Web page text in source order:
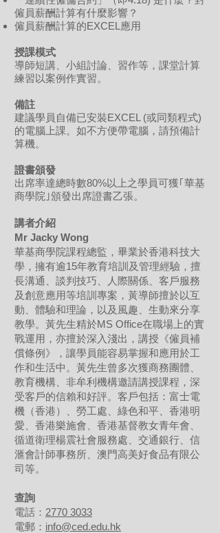
僱員薪酬計算有什麼影響？
僱員薪酬計算的EXCEL應用
授課模式
導師短講、小組討論、習作等，課堂計算
練習以案例作實習。
備註
建議學員自備已安裝EXCEL (或同類程式)
的電腦上課。如不方便帶電腦，請預備計
算機。
證書頒發
出席率達總時數80%以上之學員可獲｢華基
商學院｣頒發出席證書乙張。
講者介紹
Mr Jacky Wong
華基商學院課程總監，畢業於香港科技大
學，擁有逾15年教育培訓及管理經驗，擅
長溝通、談判技巧、人際關係、客戶服務
及創意應用等培訓專案，黃導師擅於以互
動、體驗和理論，以及風趣、生動來分享
教學。黃先生精於MS Office在職場上的實
戰運用，亦擅於深入淺出，講授《僱員補
償條例》，讓學員能容易掌握和應用於工
作和生活中。黃先生曾多次獲商務團體、
教育機構、非牟利機構邀請講授課程，深
受客戶的信賴和好評。客戶包括：富士電
機（香港）、勞工處、綠色和平、香港明
愛、香港樂施會、香港基督教女青年會、
循道衛理楊震社會服務處、交通銀行、信
滙會計師事務所、澳門高美好食品有限公
司等。
查詢
電話： 2770 3033
電郵： info@ced.edu.hk